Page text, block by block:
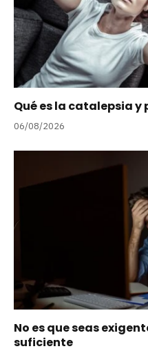
Qué es la catalepsia y
06/08/2026
No es que seas
suficiente